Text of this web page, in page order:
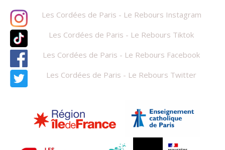
Les Cordées de Paris - Le Rebours Instagram
Les Cordées de Paris - Le Rebours Tiktok
Les Cordées de Paris - Le Rebours Facebook
Les Cordées de Paris - Le Rebours Twitter